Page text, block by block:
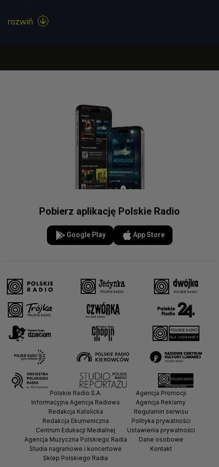
rozwiń 
Pobierz aplikację Polskie Radio
Google Play App Store
Polskie Radio S.A.
Informacyjna Agencja Radiowa
Redakcja Katolicka
Redakcja Ekumeniczna
Centrum Edukacji Medialnej
Agencja Muzyczna Polskiego Radia
Studia nagraniowe i koncertowe
Sklep Polskiego Radia
Agencja Promocji
Agencja Reklamy
Regulamin serwisu
Polityka prywatności
Ustawienia prywatności
Dane osobowe
Kontakt